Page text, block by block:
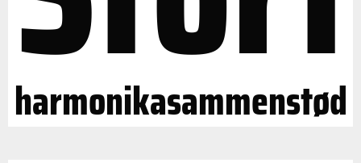
harmonikasammenstød